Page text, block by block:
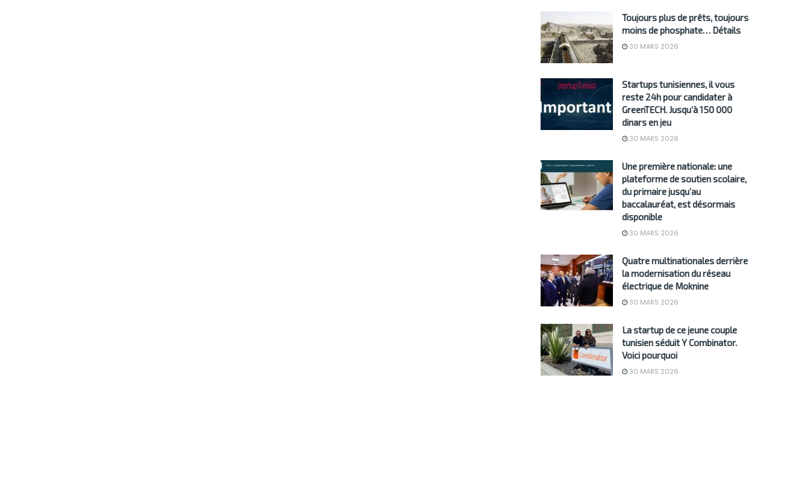
Toujours plus de prêts, toujours
moins de phosphate… Détails
30 MARS 2026
Startups tunisiennes, il vous
reste 24h pour candidater à
GreenTECH. Jusqu’à 150 000
dinars en jeu
30 MARS 2026
Une première nationale: une
plateforme de soutien scolaire,
du primaire jusqu’au
baccalauréat, est désormais
disponible
30 MARS 2026
Quatre multinationales derrière
la modernisation du réseau
électrique de Moknine
30 MARS 2026
La startup de ce jeune couple
tunisien séduit Y Combinator.
Voici pourquoi
30 MARS 2026